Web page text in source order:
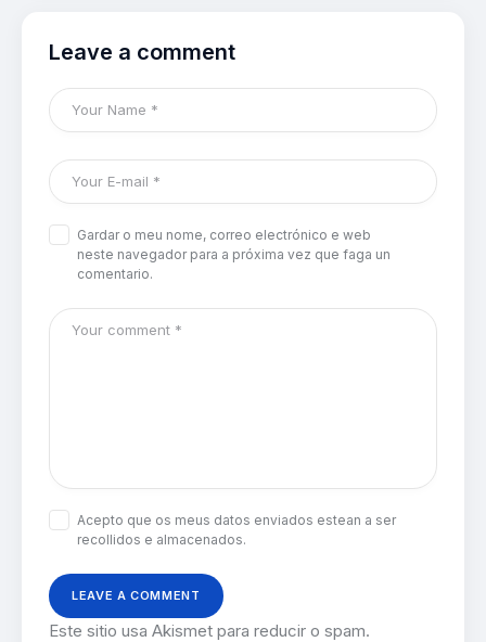
Leave a comment
Gardar o meu nome, correo electrónico e web
neste navegador para a próxima vez que faga un
comentario.
Acepto que os meus datos enviados estean a ser
recollidos e almacenados.
Este sitio usa Akismet para reducir o spam.